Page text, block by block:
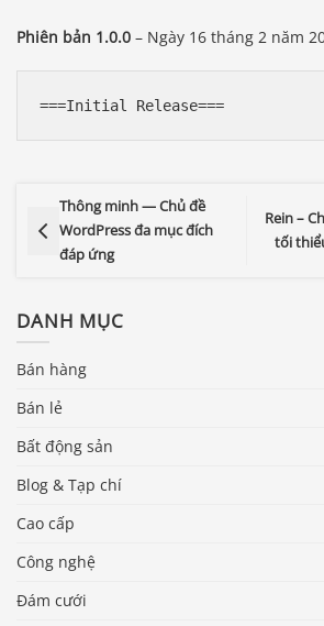
Phiên bản 1.0.0 – Ngày 16 tháng 2 năm
Thông minh — Chủ đề
WordPress đa mục đích
đáp ứng
Rein –
tối
DANH MỤC
Bán hàng
Bán lẻ
Bất động sản
Blog & Tạp chí
Cao cấp
Công nghệ
Đám cưới